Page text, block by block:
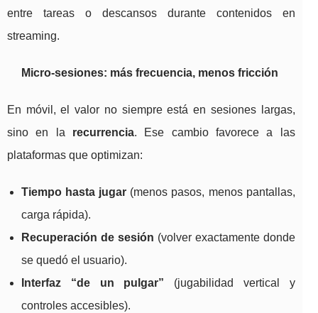
entre tareas o descansos durante contenidos en
streaming.
Micro-sesiones: más frecuencia, menos fricción
En móvil, el valor no siempre está en sesiones largas,
sino en la recurrencia. Ese cambio favorece a las
plataformas que optimizan:
Tiempo hasta jugar (menos pasos, menos pantallas,
carga rápida).
Recuperación de sesión (volver exactamente donde
se quedó el usuario).
Interfaz “de un pulgar” (jugabilidad vertical y
controles accesibles).